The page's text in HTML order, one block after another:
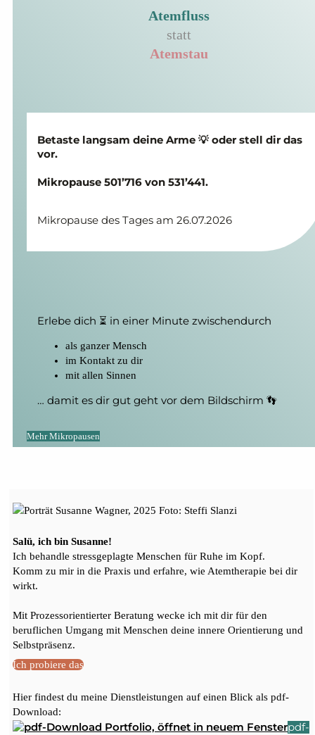
Atemfluss
statt
Atemstau
Betaste langsam deine Arme 💡 oder stell dir das
vor.
Mikropause 501’716 von 531’441.
Mikropause des Tages am 26.07.2026
Erlebe dich ⏳ in einer Minute zwischendurch
als ganzer Mensch
im Kontakt zu dir
mit allen Sinnen
… damit es dir gut geht vor dem Bildschirm 👣
Mehr Mikropausen
Salü, ich bin Susanne!
Ich behandle stressgeplagte Menschen für Ruhe im Kopf.
Komm zu mir in die Praxis und erfahre, wie Atemtherapie bei dir
wirkt.
Mit Prozessorientierter Beratung wecke ich mit dir für den
beruflichen Umgang mit Menschen deine innere Orientierung und
Selbstpräsenz.
Ich probiere das
Hier findest du meine Dienstleistungen auf einen Blick als pdf-
Download:
pdf-